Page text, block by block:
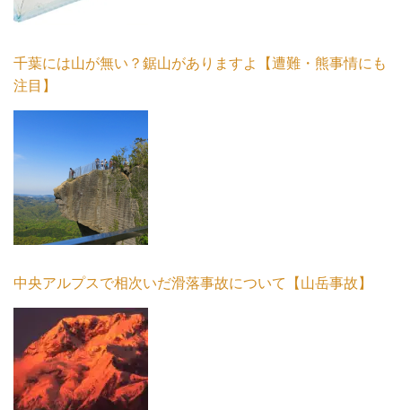
千葉には山が無い？鋸山がありますよ【遭難・熊事情にも
注目】
中央アルプスで相次いだ滑落事故について【山岳事故】